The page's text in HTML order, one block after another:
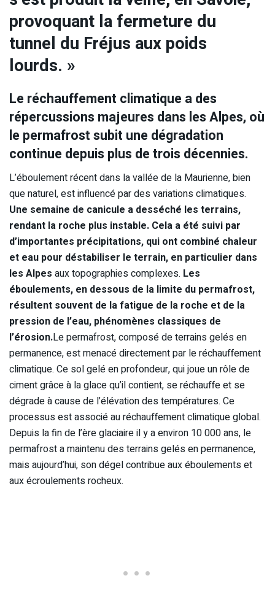
provoquant la fermeture du
tunnel du Fréjus aux poids
lourds. »
Le réchauffement climatique a des
répercussions majeures dans les Alpes, où
le permafrost subit une dégradation
continue depuis plus de trois décennies.
L’éboulement récent dans la vallée de la Maurienne, bien
que naturel, est influencé par des variations climatiques.
Une semaine de canicule a desséché les terrains,
rendant la roche plus instable. Cela a été suivi par
d’importantes précipitations, qui ont combiné chaleur
et eau pour déstabiliser le terrain, en particulier dans
les Alpes aux topographies complexes. Les
éboulements, en dessous de la limite du permafrost,
résultent souvent de la fatigue de la roche et de la
pression de l’eau, phénomènes classiques de
l’érosion.Le permafrost, composé de terrains gelés en
permanence, est menacé directement par le réchauffement
climatique. Ce sol gelé en profondeur, qui joue un rôle de
ciment grâce à la glace qu’il contient, se réchauffe et se
dégrade à cause de l’élévation des températures. Ce
processus est associé au réchauffement climatique global.
Depuis la fin de l’ère glaciaire il y a environ 10 000 ans, le
permafrost a maintenu des terrains gelés en permanence,
mais aujourd’hui, son dégel contribue aux éboulements et
aux écroulements rocheux.